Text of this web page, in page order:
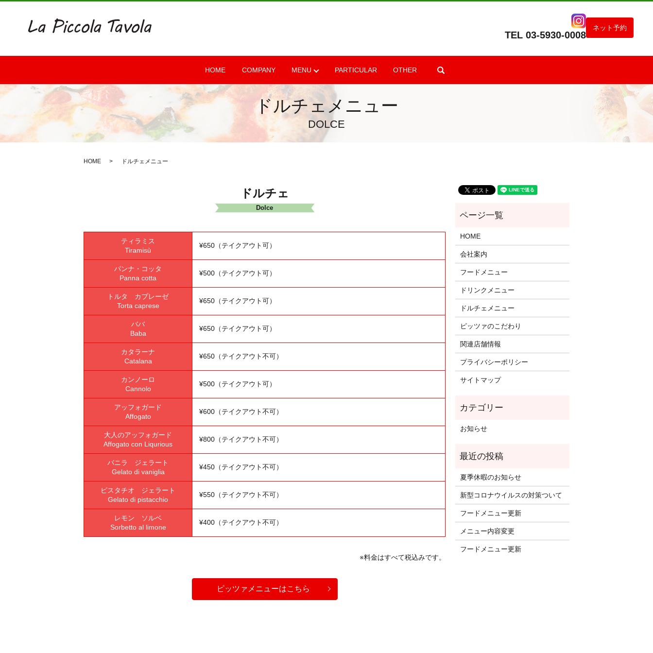
TEL 03-5930-0008
ネット予約
HOME COMPANY MENU PARTICULAR OTHER
ドルチェメニュー
DOLCE
HOME ドルチェメニュー
ドルチェ
Dolce
ティラミス
Tiramisù
¥650（テイクアウト可）
パンナ・コッタ
Panna cotta
¥500（テイクアウト可）
トルタ カプレーゼ
Torta caprese
¥650（テイクアウト可）
ババ
Baba
¥650（テイクアウト可）
カタラーナ
Catalana
¥650（テイクアウト不可）
カンノーロ
Cannolo
¥500（テイクアウト可）
アッフォガード
Affogato
¥600（テイクアウト不可）
大人のアッフォガード
Affogato con Liqurious
¥800（テイクアウト不可）
バニラ ジェラート
Gelato di vaniglia
¥450（テイクアウト不可）
ピスタチオ ジェラート
Gelato di pistacchio
¥550（テイクアウト不可）
レモン ソルベ
Sorbetto al limone
¥400（テイクアウト不可）
※料金はすべて税込みです。
ピッツァメニューはこちら
HOME
会社案内
フードメニュー
ドリンクメニュー
ドルチェメニュー
ピッツァのこだわり
関連店舗情報
プライバシーポリシー
サイトマップ
お知らせ
夏季休暇のお知らせ
新型コロナウイルスの対策ついて
フードメニュー更新
メニュー内容変更
フードメニュー更新